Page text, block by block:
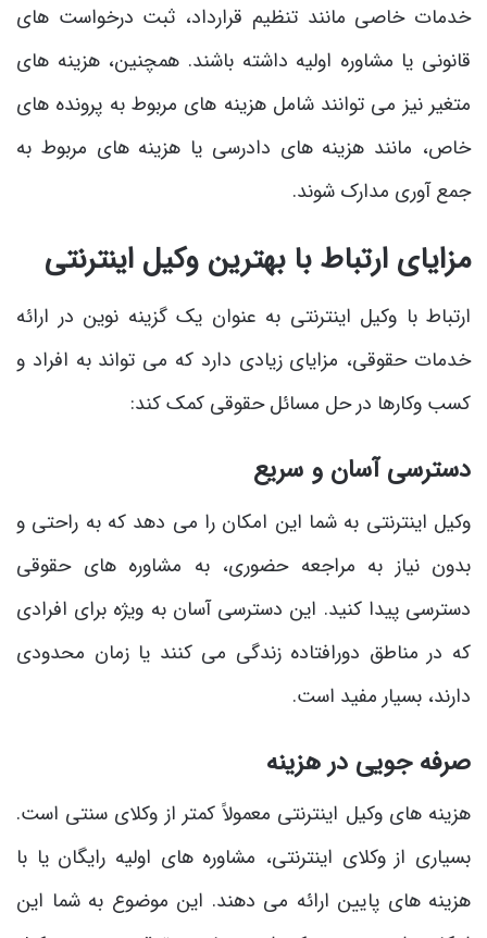
خدمات خاصی مانند تنظیم قرارداد، ثبت درخواست های
قانونی یا مشاوره اولیه داشته باشند. همچنین، هزینه های
متغیر نیز می توانند شامل هزینه های مربوط به پرونده های
خاص، مانند هزینه های دادرسی یا هزینه های مربوط به
جمع آوری مدارک شوند.
مزایای ارتباط با بهترین وکیل اینترنتی
ارتباط با وکیل اینترنتی به عنوان یک گزینه نوین در ارائه
خدمات حقوقی، مزایای زیادی دارد که می تواند به افراد و
کسب وکارها در حل مسائل حقوقی کمک کند:
دسترسی آسان و سریع
وکیل اینترنتی به شما این امکان را می دهد که به راحتی و
بدون نیاز به مراجعه حضوری، به مشاوره های حقوقی
دسترسی پیدا کنید. این دسترسی آسان به ویژه برای افرادی
که در مناطق دورافتاده زندگی می کنند یا زمان محدودی
دارند، بسیار مفید است.
صرفه جویی در هزینه
هزینه های وکیل اینترنتی معمولاً کمتر از وکلای سنتی است.
بسیاری از وکلای اینترنتی، مشاوره های اولیه رایگان یا با
هزینه های پایین ارائه می دهند. این موضوع به شما این